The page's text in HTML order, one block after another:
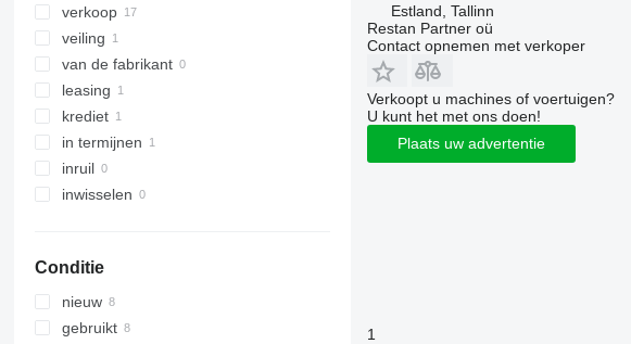
verkoop
veiling
van de fabrikant
leasing
krediet
in termijnen
inruil
inwisselen
Conditie
nieuw
gebruikt
Estland, Tallinn
Restan Partner oü
Contact opnemen met verkoper
Verkoopt u machines of voertuigen?
U kunt het met ons doen!
Plaats uw advertentie
1